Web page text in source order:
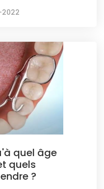
quel âge
quels
?